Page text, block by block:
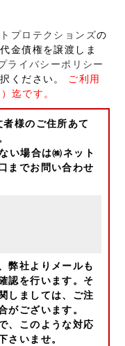
プロテクションズの
金債権を譲渡しま
ライバシーポリシー
ください。 ご利用
迄です。
様のご住所あて
い場合は㈱ネット
までお問い合わせ
弊社よりメールも
認を行います。そ
しましては、ご注
がございます。
、このような対応
さいませ。